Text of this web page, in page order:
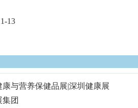
13
与营养保健品展|深圳健康展
团